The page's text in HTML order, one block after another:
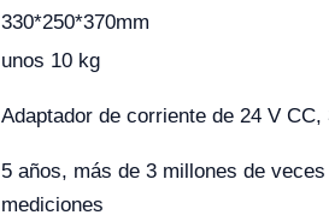
330*250*370mm
unos 10 kg
Adaptador de corriente de 24 V CC,
5 años, más de 3 millones de
mediciones